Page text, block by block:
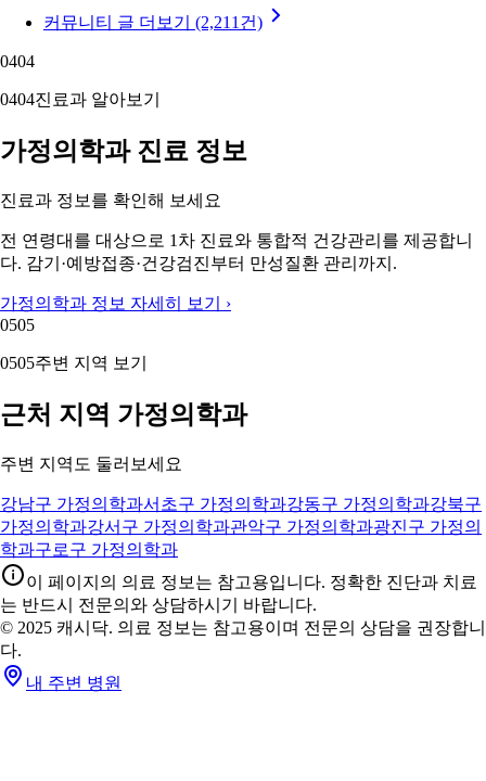
커뮤니티 글 더보기 (2,211건)
0404
0404진료과 알아보기
가정의학과 진료 정보
진료과 정보를 확인해 보세요
전 연령대를 대상으로 1차 진료와 통합적 건강관리를 제공합니
다. 감기·예방접종·건강검진부터 만성질환 관리까지.
가정의학과 정보 자세히 보기 ›
0505
0505주변 지역 보기
근처 지역 가정의학과
주변 지역도 둘러보세요
강남구 가정의학과서초구 가정의학과강동구 가정의학과강북구
가정의학과강서구 가정의학과관악구 가정의학과광진구 가정의
학과구로구 가정의학과
이 페이지의 의료 정보는 참고용입니다. 정확한 진단과 치료
는 반드시 전문의와 상담하시기 바랍니다.
© 2025 캐시닥. 의료 정보는 참고용이며 전문의 상담을 권장합니
다.
내 주변 병원